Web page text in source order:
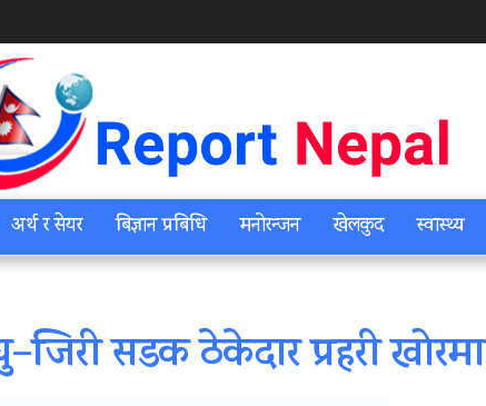
अर्थ र सेयर बिज्ञान प्रबिधि मनोरन्जन खेलकुद स्वास्थ्य
सडक ठेकेदार प्रहरी खोरमा